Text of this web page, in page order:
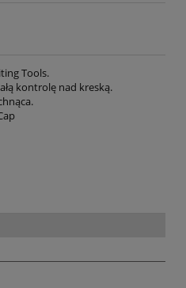
Tools.
kontrolę nad kreską.